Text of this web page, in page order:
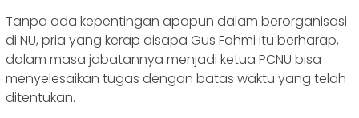
Tanpa ada kepentingan apapun dalam berorganisasi
di NU, pria yang kerap disapa Gus Fahmi itu berharap,
dalam masa jabatannya menjadi ketua PCNU bisa
menyelesaikan tugas dengan batas waktu yang telah
ditentukan.